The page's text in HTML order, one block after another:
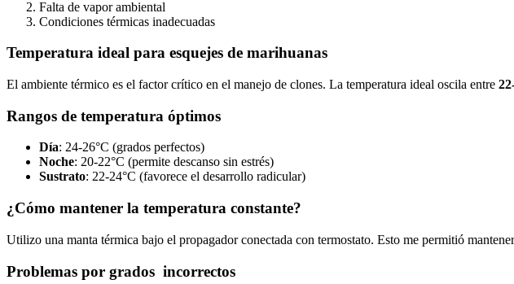
Falta de vapor ambiental
Condiciones térmicas inadecuadas
Temperatura ideal para esquejes de marihuanas
El ambiente térmico es el factor crítico en el manejo de clones. La temperatura ideal oscila entre
Rangos de temperatura óptimos
Día: 24-26°C (grados perfectos)
Noche: 20-22°C (permite descanso sin estrés)
Sustrato: 22-24°C (favorece el desarrollo radicular)
¿Cómo mantener la temperatura constante?
Utilizo una manta térmica bajo el propagador conectada con termostato. Esto me permitió
Problemas por grados incorrectos